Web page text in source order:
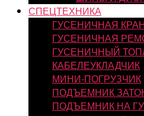
СПЕЦТЕХНИКА
ГУСЕНИЧНАЯ
ГУСЕНИЧНАЯ
ГУСЕНИЧНЫЙ
КАБЕЛЕУКЛАДЧИК
МИНИ-ПОГРУЗЧИК
ПОДЪЕМНИК
ПОДЪЕМНИК НА